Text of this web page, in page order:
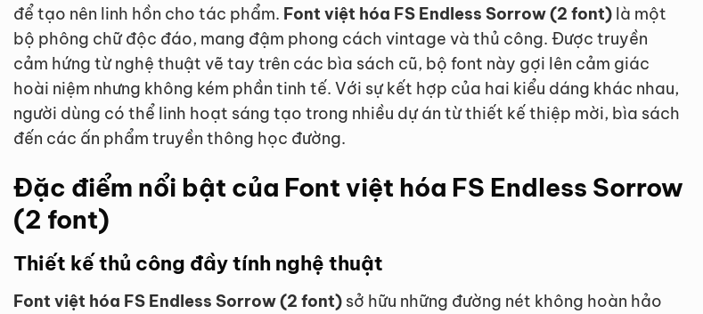
để tạo nên linh hồn cho tác phẩm. Font việt hóa FS Endless Sorrow (2 font) là một
bộ phông chữ độc đáo, mang đậm phong cách vintage và thủ công. Được truyền
cảm hứng từ nghệ thuật vẽ tay trên các bìa sách cũ, bộ font này gợi lên cảm giác
hoài niệm nhưng không kém phần tinh tế. Với sự kết hợp của hai kiểu dáng khác nhau,
người dùng có thể linh hoạt sáng tạo trong nhiều dự án từ thiết kế thiệp mời, bìa sách
đến các ấn phẩm truyền thông học đường.
Đặc điểm nổi bật của Font việt hóa FS Endless Sorrow
(2 font)
Thiết kế thủ công đầy tính nghệ thuật
Font việt hóa FS Endless Sorrow (2 font) sở hữu những đường nét không hoàn hảo